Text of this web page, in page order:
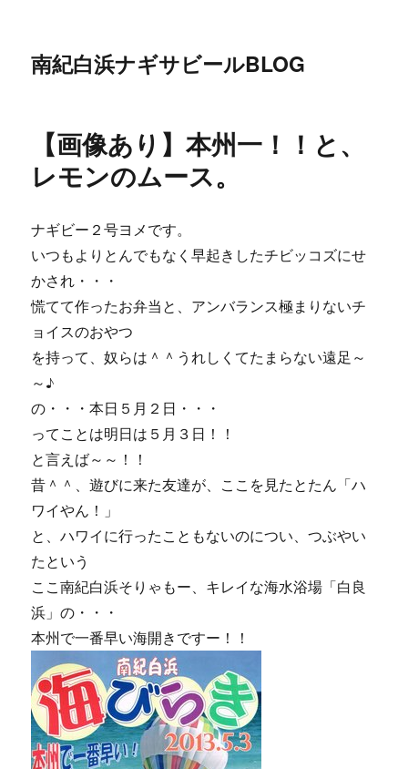
南紀白浜ナギサビールBLOG
【画像あり】本州一！！と、
レモンのムース。
ナギビー２号ヨメです。
いつもよりとんでもなく早起きしたチビッコズにせ
かされ・・・
慌てて作ったお弁当と、アンバランス極まりないチ
ョイスのおやつ
を持って、奴らは＾＾うれしくてたまらない遠足～
～♪
の・・・本日５月２日・・・
ってことは明日は５月３日！！
と言えば～～！！
昔＾＾、遊びに来た友達が、ここを見たとたん「ハ
ワイやん！」
と、ハワイに行ったこともないのについ、つぶやい
たという
ここ南紀白浜そりゃもー、キレイな海水浴場「白良
浜」の・・・
本州で一番早い海開きですー！！